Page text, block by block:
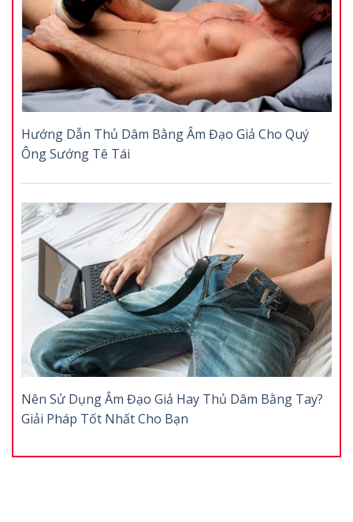
Hướng Dẫn Thủ Dâm Bằng Âm Đạo Giả Cho Quý
Ông Sướng Tê Tái
Nên Sử Dụng Âm Đạo Giả Hay Thủ Dâm Bằng Tay?
Giải Pháp Tốt Nhất Cho Bạn